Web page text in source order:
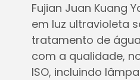
Fujian Juan Kuang
em luz ultravioleta
tratamento de
com a qualidade,
ISO, incluindo